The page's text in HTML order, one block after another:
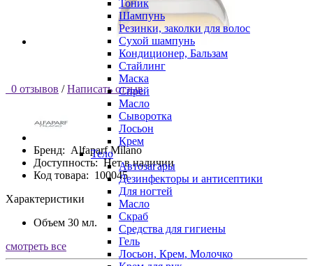
Тоник
Шампунь
Резинки, заколки для волос
Сухой шампунь
Кондиционер, Бальзам
Стайлинг
Маска
Спрей
Масло
Сыворотка
Лосьон
Крем
Тело
Автозагары
Дезинфекторы и антисептики
Для ногтей
Масло
Скраб
Средства для гигиены
Гель
Лосьон, Крем, Молочко
0 отзывов / Написать отзыв
Бренд: Alfaparf Milano
Доступность:Нет в наличии
Код товара: 100045
Характеристики
Объем 30 мл.
смотреть все